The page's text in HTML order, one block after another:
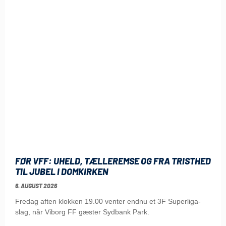
FØR VFF: UHELD, TÆLLEREMSE OG FRA TRISTHED
TIL JUBEL I DOMKIRKEN
6. AUGUST 2026
Fredag aften klokken 19.00 venter endnu et 3F Superliga-
slag, når Viborg FF gæster Sydbank Park.